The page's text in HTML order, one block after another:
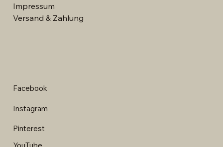
Impressum
Versand & Zahlung
Facebook
Instagram
Pinterest